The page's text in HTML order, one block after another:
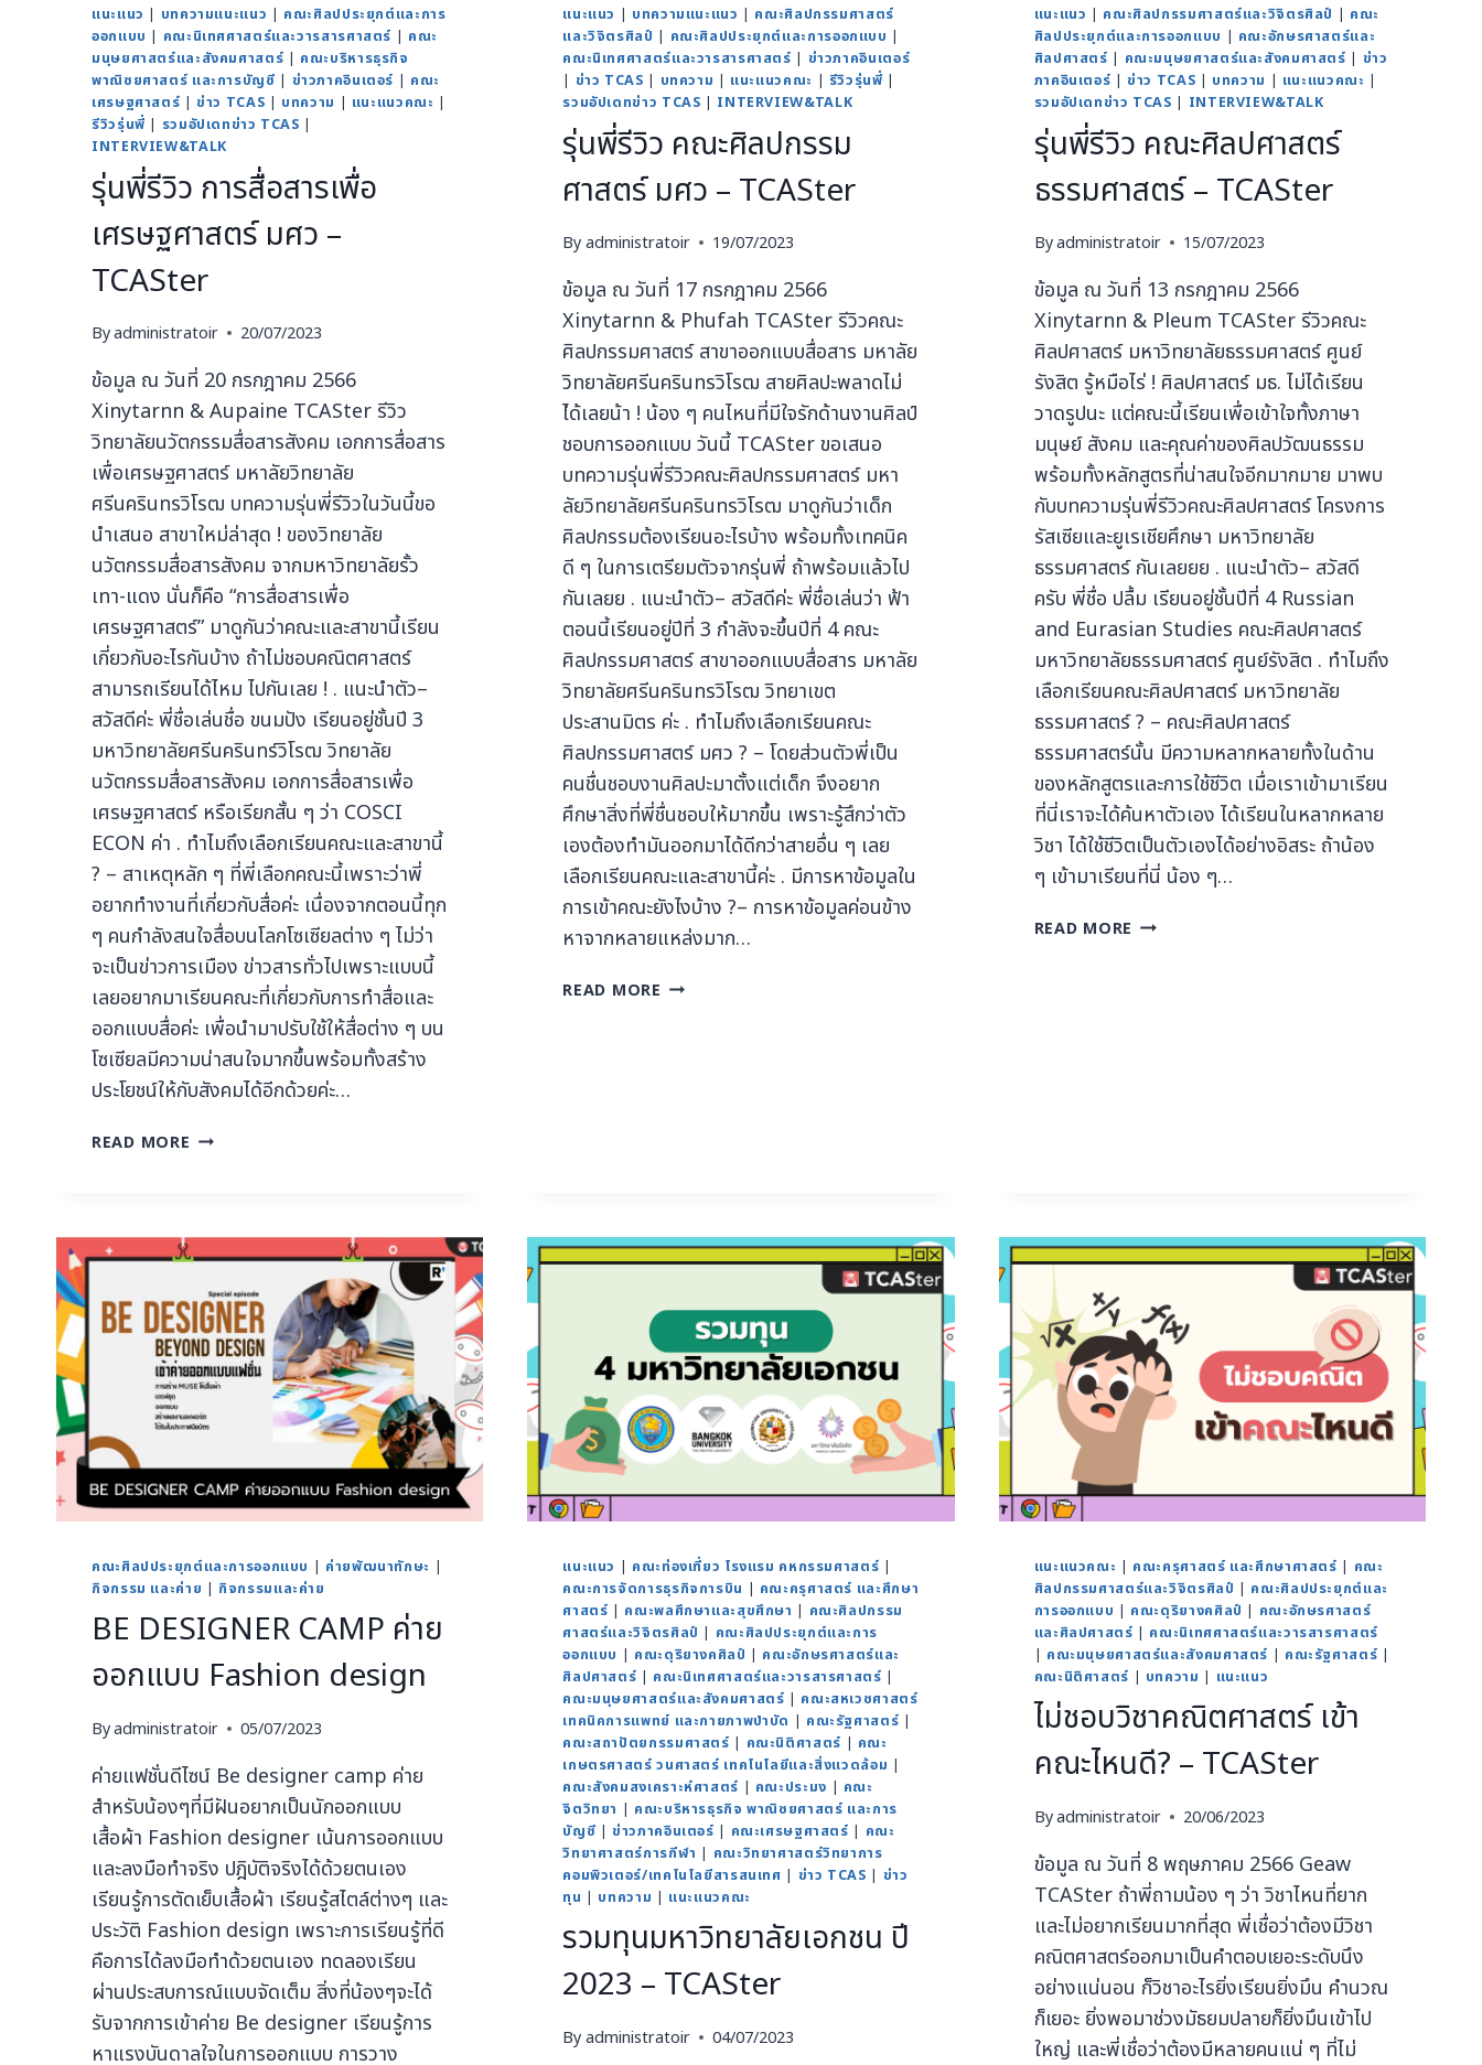
แนะแนว บทความแนะแนว
คณะศิลปประยุกต์และการ
ออกแบบ
คณะนิเทศศาสตร์และวารสารศาสตร์
คณะ
มนุษยศาสตร์และสังคมศาสตร์
คณะบริหารธุรกิจ
พาณิชยศาสตร์ และการบัญชี
ข่าวภาคอินเตอร์
คณะ
เศรษฐศาสตร์ |ข่าว TCAS บทความ แนะแนวคณะ
รีวิวรุ่นพี่
รวมอัปเดทข่าว TCAS
INTERVIEW&TALK
รุ่นพี่รีวิว การสื่อสารเพื่อ
เศรษฐศาสตร์ มศว –
TCASter
Byadministratoir 20/07/2023
ข้อมูล ณ วันที่ 20 กรกฎาคม 2566
Xinytarnn & Aupaine TCASter รีวิว
วิทยาลัยนวัตกรรมสื่อสารสังคม เอกการสื่อสาร
เพื่อเศรษฐศาสตร์ มหาลัยวิทยาลัย
ศรีนครินทรวิโรฒ บทความรุ่นพี่รีวิวในวันนี้ขอ
นำเสนอ สาขาใหม่ล่าสุด ! ของวิทยาลัย
นวัตกรรมสื่อสารสังคม จากมหาวิทยาลัยรั้ว
เทา-แดง นั่นก็คือ “การสื่อสารเพื่อ
เศรษฐศาสตร์” มาดูกันว่าคณะและสาขานี้เรียน
เกี่ยวกับอะไรกันบ้าง ถ้าไม่ชอบคณิตศาสตร์
สามารถเรียนได้ไหม ไปกันเลย ! . แนะนำตัว–
สวัสดีค่ะ พี่ชื่อเล่นชื่อ ขนมปัง เรียนอยู่ชั้นปี 3
มหาวิทยาลัยศรีนครินทร์วิโรฒ วิทยาลัย
นวัตกรรมสื่อสารสังคม เอกการสื่อสารเพื่อ
เศรษฐศาสตร์ หรือเรียกสั้น ๆ ว่า COSCI
ECON ค่า . ทําไมถึงเลือกเรียนคณะและสาขานี้
? – สาเหตุหลัก ๆ ที่พี่เลือกคณะนี้เพราะว่าพี่
อยากทำงานที่เกี่ยวกับสื่อค่ะ เนื่องจากตอนนี้ทุก
ๆ คนกำลังสนใจสื่อบนโลกโซเซียลต่าง ๆ ไม่ว่า
จะเป็นข่าวการเมือง ข่าวสารทั่วไปเพราะแบบนี้
เลยอยากมาเรียนคณะที่เกี่ยวกับการทำสื่อและ
ออกแบบสื่อค่ะ เพื่อนำมาปรับใช้ให้สื่อต่าง ๆ บน
โซเซียลมีความน่าสนใจมากขึ้นพร้อมทั้งสร้าง
ประโยชน์ให้กับสังคมได้อีกด้วยค่ะ…
READ MORE
แนะแนว บทความแนะแนว
คณะศิลปกรรมศาสตร์
และวิจิตรศิลป์
คณะศิลปประยุกต์และการออกแบบ
คณะนิเทศศาสตร์และวารสารศาสตร์
ข่าวภาคอินเตอร์
ข่าว TCAS บทความ แนะแนวคณะ รีวิวรุ่นพี่
รวมอัปเดทข่าว TCAS
INTERVIEW&TALK
รุ่นพี่รีวิว คณะศิลปกรรม
ศาสตร์ มศว – TCASter
Byadministratoir 19/07/2023
ข้อมูล ณ วันที่ 17 กรกฎาคม 2566
Xinytarnn & Phufah TCASter รีวิวคณะ
ศิลปกรรมศาสตร์ สาขาออกแบบสื่อสาร มหาลัย
วิทยาลัยศรีนครินทรวิโรฒ สายศิลปะพลาดไม่
ไ่ด้เลยน้า ! น้อง ๆ คนไหนที่มีใจรักด้านงานศิลป์
ชอบการออกแบบ วันนี้ TCASter ขอเสนอ
บทความรุ่นพี่รีวิวคณะศิลปกรรมศาสตร์ มหา
ลัยวิทยาลัยศรีนครินทรวิโรฒ มาดูกันว่าเด็ก
ศิลปกรรมต้องเรียนอะไรบ้าง พร้อมทั้งเทคนิค
ดี ๆ ในการเตรียมตัวจากรุ่นพี่ ถ้าพร้อมแล้วไป
กันเลยย . แนะนำตัว– สวัสดีค่ะ พี่ชื่อเล่นว่า ฟ้า
ตอนนี้เรียนอยู่ปีที่ 3 กำลังจะขึ้นปีที่ 4 คณะ
ศิลปกรรมศาสตร์ สาขาออกแบบสื่อสาร มหาลัย
วิทยาลัยศรีนครินทรวิโรฒ วิทยาเขต
ประสานมิตร ค่ะ . ทําไมถึงเลือกเรียนคณะ
ศิลปกรรมศาสตร์ มศว ? – โดยส่วนตัวพี่เป็น
คนชื่นชอบงานศิลปะมาตั้งแต่เด็ก จึงอยาก
ศึกษาสิ่งที่พี่ชื่นชอบให้มากขึ้น เพราะรู้สึกว่าตัว
เองต้องทำมันออกมาได้ดีกว่าสายอื่น ๆ เลย
เลือกเรียนคณะและสาขานี้ค่ะ . มีการหาข้อมูลใน
การเข้าคณะยังไงบ้าง ?– การหาข้อมูลค่อนข้าง
หาจากหลายแหล่งมาก…
READ MORE
แนะแนว คณะศิลปกรรมศาสตร์และวิจิตรศิลป์
คณะ
ศิลปประยุกต์และการออกแบบ
คณะอักษรศาสตร์และ
ศิลปศาสตร์
คณะมนุษยศาสตร์และสังคมศาสตร์
ข่าว
ภาคอินเตอร์ |ข่าว TCAS บทความ แนะแนวคณะ
รวมอัปเดทข่าว TCAS
INTERVIEW&TALK
รุ่นพี่รีวิว คณะศิลปศาสตร์
ธรรมศาสตร์ – TCASter
Byadministratoir 15/07/2023
ข้อมูล ณ วันที่ 13 กรกฎาคม 2566
Xinytarnn & Pleum TCASter รีวิวคณะ
ศิลปศาสตร์ มหาวิทยาลัยธรรมศาสตร์ ศูนย์
รังสิต รู้หมือไร่ ! ศิลปศาสตร์ มธ. ไม่ได้เรียน
วาดรูปนะ แต่คณะนี้เรียนเพื่อเข้าใจทั้งภาษา
มนุษย์ สังคม และคุณค่าของศิลปวัฒนธรรม
พร้อมทั้งหลักสูตรที่น่าสนใจอีกมากมาย มาพบ
กับบทความรุ่นพี่รีวิวคณะศิลปศาสตร์ โครงการ
รัสเซียและยูเรเชียศึกษา มหาวิทยาลัย
ธรรมศาสตร์ กันเลยยย . แนะนำตัว– สวัสดี
ครับ พี่ชื่อ ปลื้ม เรียนอยู่ชั้นปีที่ 4 Russian
and Eurasian Studies คณะศิลปศาสตร์
มหาวิทยาลัยธรรมศาสตร์ ศูนย์รังสิต . ทําไมถึง
เลือกเรียนคณะศิลปศาสตร์ มหาวิทยาลัย
ธรรมศาสตร์ ? – คณะศิลปศาสตร์
ธรรมศาสตร์นั้น มีความหลากหลายทั้งในด้าน
ของหลักสูตรและการใช้ชีวิต เมื่อเราเข้ามาเรียน
ที่นี่เราจะได้ค้นหาตัวเอง ได้เรียนในหลากหลาย
วิชา ได้ใช้ชีวิตเป็นตัวเองได้อย่างอิสระ ถ้าน้อง
ๆ เข้ามาเรียนที่นี่ น้อง ๆ…
READ MORE
คณะศิลปประยุกต์และการออกแบบ | ค่ายพัฒนาทักษะ |
กิจกรรม และค่าย | กิจกรรมและค่าย
BE DESIGNER CAMP ค่าย
ออกแบบ Fashion design
Byadministratoir 05/07/2023
ค่ายแฟชั่นดีไซน์ Be designer camp ค่าย
สำหรับน้องๆที่มีฝันอยากเป็นนักออกแบบ
เสื้อผ้า Fashion designer เน้นการออกแบบ
และลงมือทำจริง ปฎิบัติจริงได้ด้วยตนเอง
เรียนรู้การตัดเย็บเสื้อผ้า เรียนรู้สไตล์ต่างๆ และ
ประวัติ Fashion design เพราะการเรียนรู้ที่ดี
คือการได้ลงมือทำด้วยตนเอง ทดลองเรียน
ผ่านประสบการณ์แบบจัดเต็ม สิ่งที่น้องๆจะได้
รับจากการเข้าค่าย Be designer เรียนรู้การ
หาแรงบันดาลใจในการออกแบบ การวาง
แนะแนว | คณะท่องเที่ยว โรงแรม คหกรรมศาสตร์ |
คณะการจัดการธุรกิจการบิน | คณะครุศาสตร์ และศึกษา
ศาสตร์ | คณะพลศึกษาและสุขศึกษา | คณะศิลปกรรม
ศาสตร์และวิจิตรศิลป์ | คณะศิลปประยุกต์และการ
ออกแบบ | คณะดุริยางคศิลป์ | คณะอักษรศาสตร์และ
ศิลปศาสตร์ | คณะนิเทศศาสตร์และวารสารศาสตร์ |
คณะมนุษยศาสตร์และสังคมศาสตร์ | คณะสหเวชศาสตร์
เทคนิคการแพทย์ และกายภาพบำบัด | คณะรัฐศาสตร์ |
คณะสถาปัตยกรรมศาสตร์ | คณะนิติศาสตร์ | คณะ
เกษตรศาสตร์ วนศาสตร์ เทคโนโลยีและสิ่งแวดล้อม |
คณะสังคมสงเคราะห์ศาสตร์ | คณะประมง | คณะ
จิตวิทยา | คณะบริหารธุรกิจ พาณิชยศาสตร์ และการ
บัญชี |ข่าวภาคอินเตอร์ | คณะเศรษฐศาสตร์ | คณะ
วิทยาศาสตร์การกีฬา | คณะวิทยาศาสตร์วิทยาการ
คอมพิวเตอร์/เทคโนโลยีสารสนเทศ | ข่าว TCAS | ข่าว
ทุน | บทความ | แนะแนวคณะ
รวมทุนมหาวิทยาลัยเอกชน ปี
2023 – TCASter
Byadministratoir 04/07/2023
แนะแนวคณะ | คณะครุศาสตร์ และศึกษาศาสตร์ | คณะ
ศิลปกรรมศาสตร์และวิจิตรศิลป์ | คณะศิลปประยุกต์และ
การออกแบบ | คณะดุริยางคศิลป์ | คณะอักษรศาสตร์
และศิลปศาสตร์ | คณะนิเทศศาสตร์และวารสารศาสตร์
| คณะมนุษยศาสตร์และสังคมศาสตร์ | คณะรัฐศาสตร์ |
คณะนิติศาสตร์ | บทความ | แนะแนว
ไม่ชอบวิชาคณิตศาสตร์ เข้า
คณะไหนดี? – TCASter
Byadministratoir 20/06/2023
ข้อมูล ณ วันที่ 8 พฤษภาคม 2566 Geaw
TCASter ถ้าพี่ถามน้อง ๆ ว่า วิชาไหนที่ยาก
และไม่อยากเรียนมากที่สุด พี่เชื่อว่าต้องมีวิชา
คณิตศาสตร์ออกมาเป็นคำตอบเยอะระดับนึง
อย่างแน่นอน ก็วิชาอะไรยิ่งเรียนยิ่งมึน คำนวณ
ก็เยอะ ยิ่งพอมาช่วงมัธยมปลายก็ยิ่งมึนเข้าไป
ใหญ่ และพี่เชื่อว่าต้องมีหลายคนแน่ ๆ ที่ไม่